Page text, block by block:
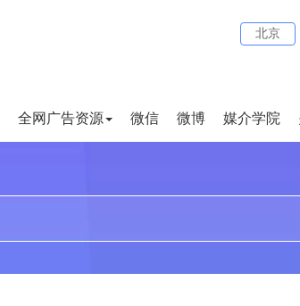
北京
全网广告资源 微信 微博 媒介学院